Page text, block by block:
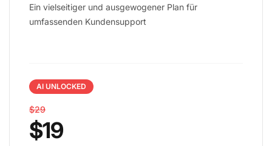
Ein vielseitiger und ausgewogener Plan für
umfassenden Kundensupport
AI UNLOCKED
$29
$19